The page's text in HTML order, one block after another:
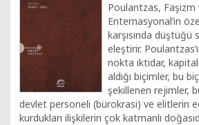
Poulantzas,
Enternasyonal’in
karşısında
eleştirir.
nokta iktidar,
aldığı biçimler, bu
şekillenen rejimler,
devlet personeli (bürokrasi) ve elitlerin
kurdukları ilişkilerin çok katmanlı